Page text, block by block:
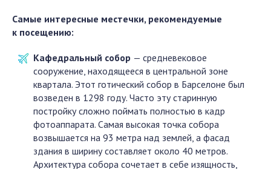
Самые интересные местечки, рекомендуемые
к посещению:
Кафедральный собор — средневековое
сооружение, находящееся в центральной зоне
квартала. Этот готический собор в Барселоне был
возведен в 1298 году. Часто эту старинную
постройку сложно поймать полностью в кадр
фотоаппарата. Самая высокая точка собора
возвышается на 93 метра над землей, а фасад
здания в ширину составляет около 40 метров.
Архитектура собора сочетает в себе изящность,